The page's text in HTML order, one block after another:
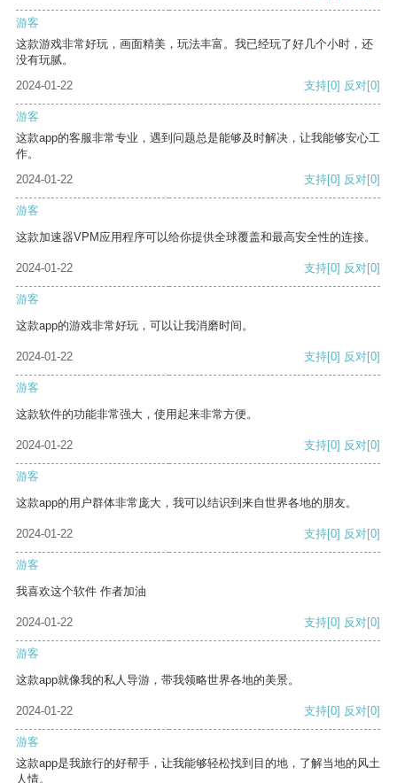
游客
这款游戏非常好玩，画面精美，玩法丰富。我已经玩了好几个小时，还
没有玩腻。
2024-01-22
支持[0] 反对[0]
游客
这款app的客服非常专业，遇到问题总是能够及时解决，让我能够安心工
作。
2024-01-22
支持[0] 反对[0]
游客
这款加速器VPM应用程序可以给你提供全球覆盖和最高安全性的连接。
2024-01-22 支持[0] 反对[0]
游客
这款app的游戏非常好玩，可以让我消磨时间。
2024-01-22 支持[0] 反对[0]
游客
这款软件的功能非常强大，使用起来非常方便。
2024-01-22 支持[0] 反对[0]
游客
这款app的用户群体非常庞大，我可以结识到来自世界各地的朋友。
2024-01-22 支持[0] 反对[0]
游客
我喜欢这个软件 作者加油
2024-01-22 支持[0] 反对[0]
游客
这款app就像我的私人导游，带我领略世界各地的美景。
2024-01-22 支持[0] 反对[0]
游客
这款app是我旅行的好帮手，让我能够轻松找到目的地，了解当地的风土
人情。